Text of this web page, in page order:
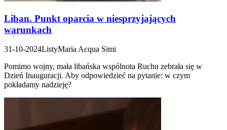
Liban. Punkt oparcia w niesprzyjających
warunkach
31-10-2024ListyMaria Acqua Simi
Pomimo wojny, mała libańska wspólnota Ruchu zebrała się w
Dzień Inauguracji. Aby odpowiedzieć na pytanie: w czym
pokładamy nadzieję?